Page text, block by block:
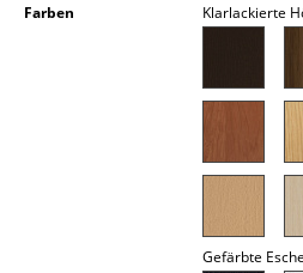
Schreibtischleuchten
Farben Klarlackierte
Gefärbte Esche